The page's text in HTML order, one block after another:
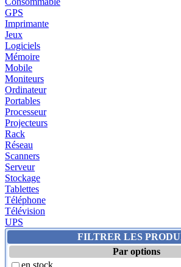
GPS
Imprimante
Jeux
Logiciels
Mémoire
Mobile
Moniteurs
Ordinateur
Portables
Processeur
Projecteurs
Rack
Réseau
Scanners
Serveur
Stockage
Tablettes
Téléphone
Télévision
UPS
FILTRER LES
Par options
en stock